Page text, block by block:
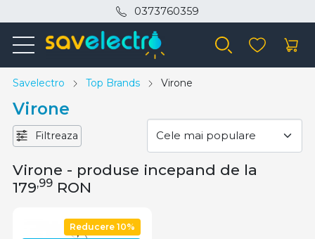
0373760359
Savelectro Top Brands Virone
Virone
Filtreaza
Virone - produse incepand de la
179,99 RON
Reducere 10%